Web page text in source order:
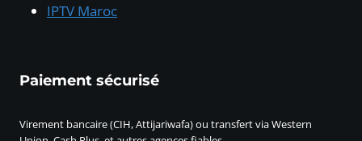
IPTV Maroc
Paiement sécurisé
Virement bancaire (CIH, Attijariwafa) ou transfert via Western